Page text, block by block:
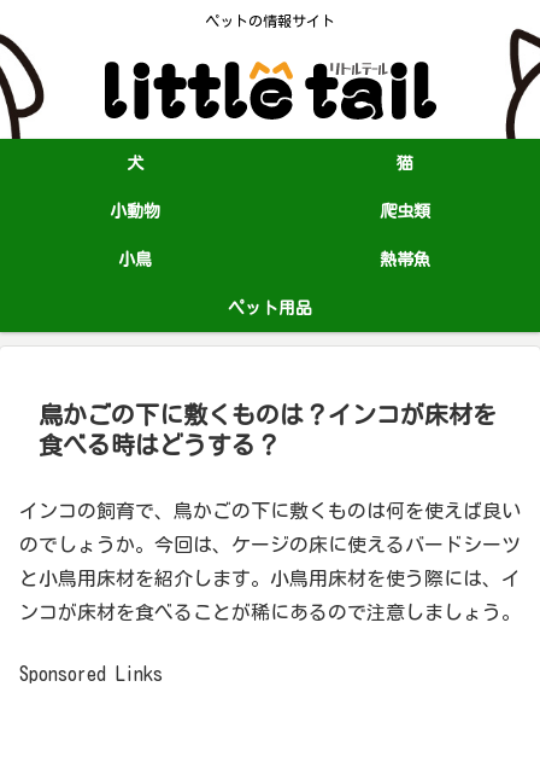
ペットの情報サイト
犬 猫
小動物 爬虫類
小鳥 熱帯魚
ペット用品
鳥かごの下に敷くものは？インコが床材を
食べる時はどうする？
インコの飼育で、鳥かごの下に敷くものは何を使えば良い
のでしょうか。今回は、ケージの床に使えるバードシーツ
と小鳥用床材を紹介します。小鳥用床材を使う際には、イ
ンコが床材を食べることが稀にあるので注意しましょう。
Sponsored Links